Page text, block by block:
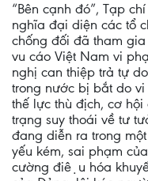
“Bên cạnh đó”, Tạp
nghĩa đại diện các tổ
chống đối đã tham
vu cáo Việt Nam vi
nghị can thiệp trả tự
trong nước bị bắt do
thế lực thù địch, cơ
trạng suy thoái về tư
đang diễn ra trong
yếu kém, sai phạm
cường điệu hóa